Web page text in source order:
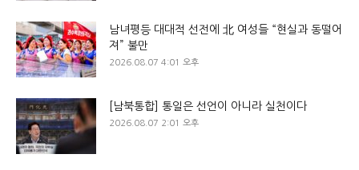
남녀평등 대대적 선전에 北 여성들 “현실과 동떨어
져” 불만
2026.08.07 4:01 오후
[남북통합] 통일은 선언이 아니라 실천이다
2026.08.07 2:01 오후